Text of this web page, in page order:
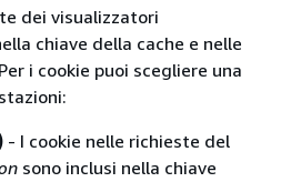
dei visualizzatori
chiave della cache e nelle
i cookie puoi scegliere una
- I cookie nelle richieste del
sono inclusi nella chiave